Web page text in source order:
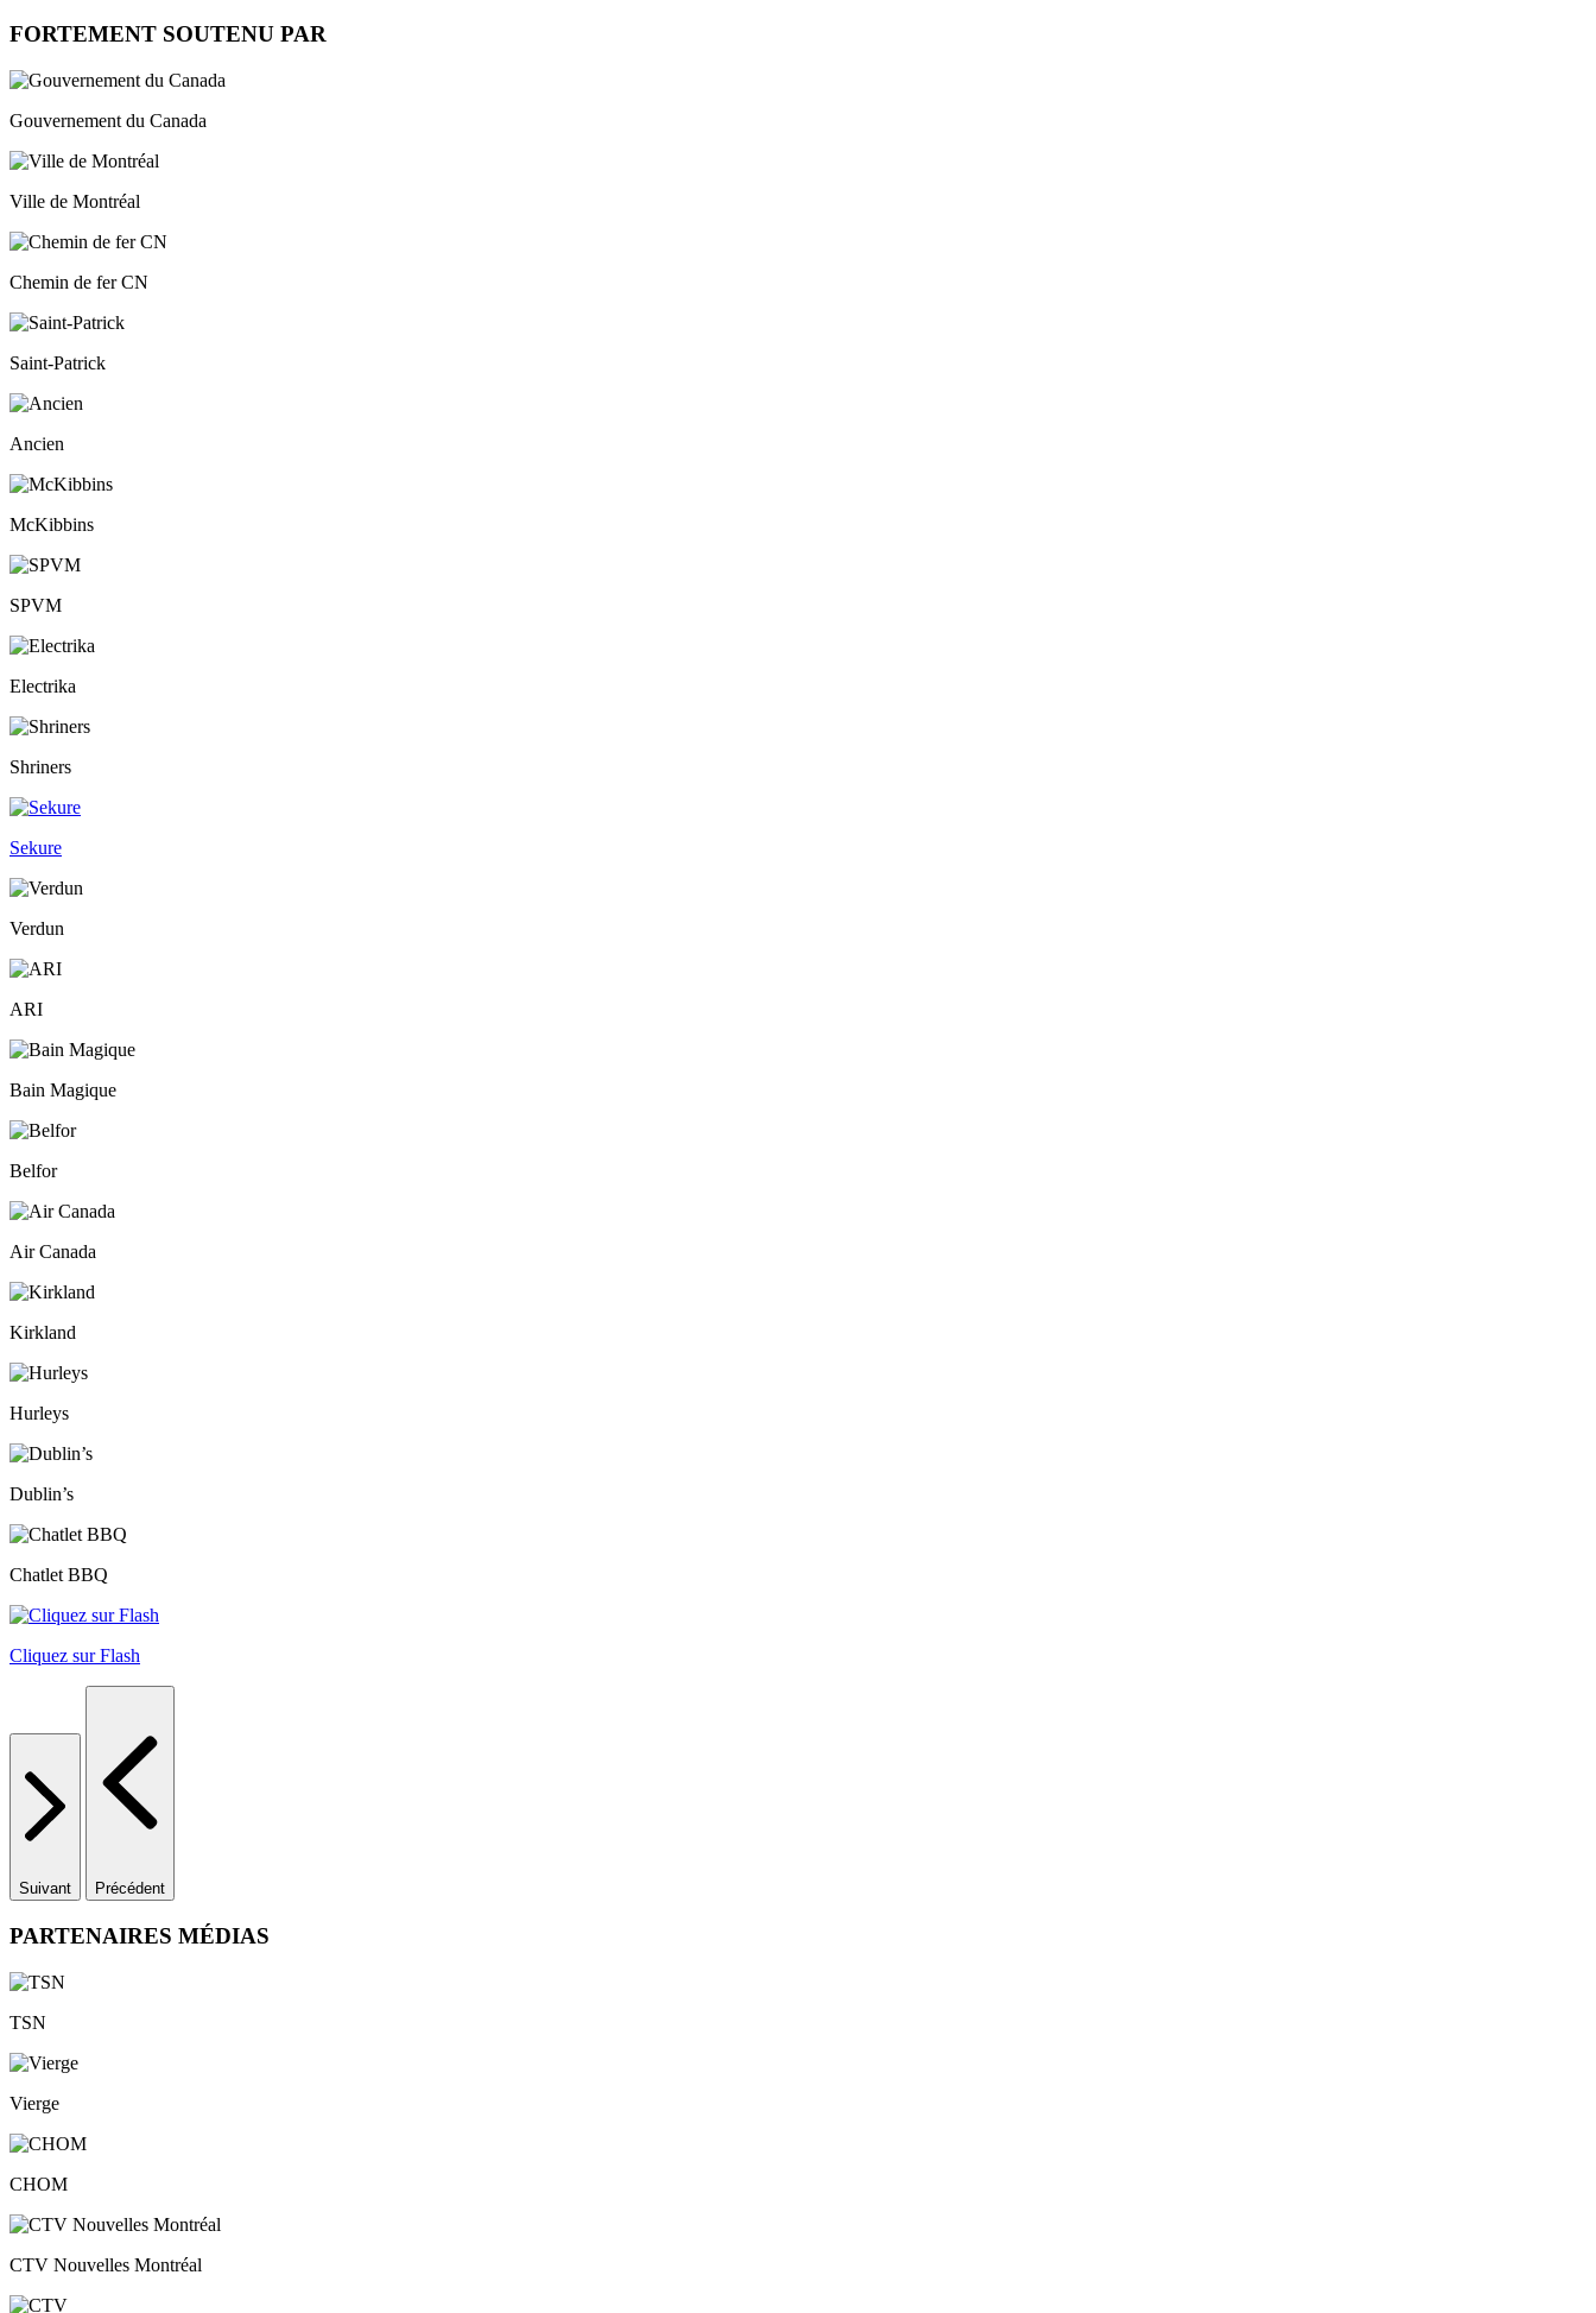
FORTEMENT SOUTENU PAR
Gouvernement du Canada
Ville de Montréal
Chemin de fer CN
Saint-Patrick
Ancien
McKibbins
SPVM
Electrika
Shriners
Sekure
Verdun
ARI
Bain Magique
Belfor
Air Canada
Kirkland
Hurleys
Dublin’s
Chatlet BBQ
Cliquez sur Flash
Suivant Précédent
PARTENAIRES MÉDIAS
TSN
Vierge
CHOM
CTV Nouvelles Montréal